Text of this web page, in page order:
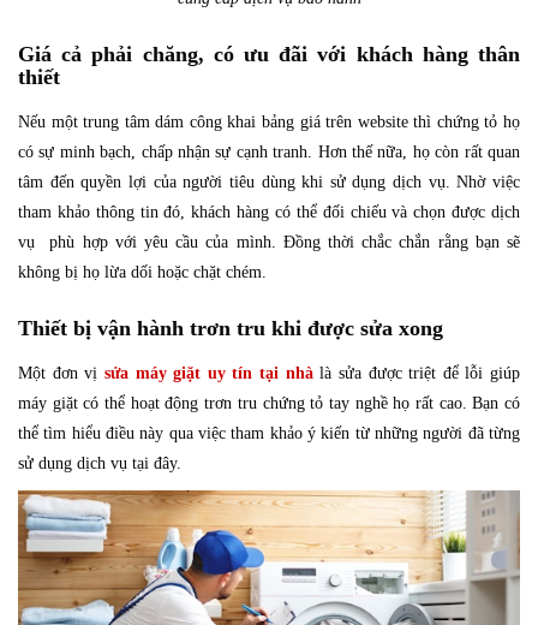
Giá cả phải chăng, có ưu đãi với khách hàng thân
thiết
Nếu một trung tâm dám công khai bảng giá trên website thì chứng tỏ họ
có sự minh bạch, chấp nhận sự cạnh tranh. Hơn thế nữa, họ còn rất quan
tâm đến quyền lợi của người tiêu dùng khi sử dụng dịch vụ. Nhờ việc
tham khảo thông tin đó, khách hàng có thể đối chiếu và chọn được dịch
vụ phù hợp với yêu cầu của mình. Đồng thời chắc chắn rằng bạn sẽ
không bị họ lừa dối hoặc chặt chém.
Thiết bị vận hành trơn tru khi được sửa xong
Một đơn vị sửa máy giặt uy tín tại nhàlà sửa được triệt để lỗi giúp
máy giặt có thể hoạt động trơn tru chứng tỏ tay nghề họ rất cao. Bạn có
thể tìm hiểu điều này qua việc tham khảo ý kiến từ những người đã từng
sử dụng dịch vụ tại đây.